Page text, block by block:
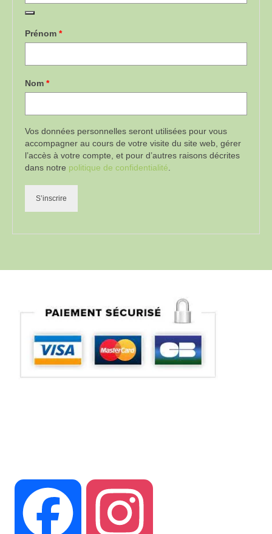
Prénom *
Nom *
Vos données personnelles seront utilisées pour vous
accompagner au cours de votre visite du site web, gérer
l’accès à votre compte, et pour d’autres raisons décrites
dans notre politique de confidentialité
S’inscrire
Facebook